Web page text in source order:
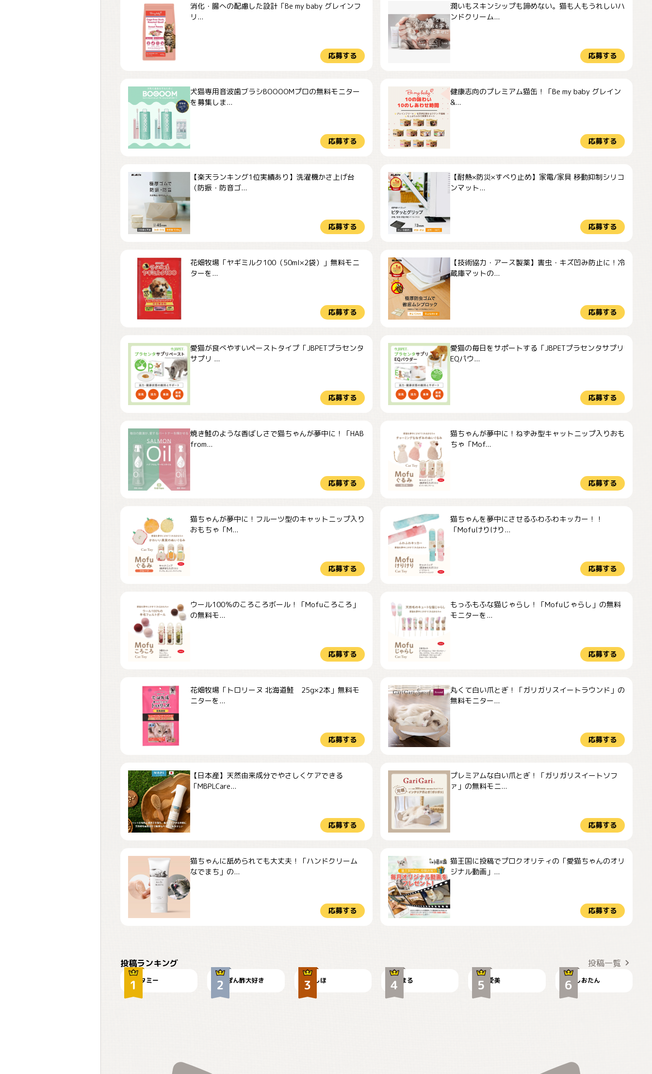
消化・腸への配慮した設計「Be my baby グレインフ
リ...
応募する
潤いもスキンシップも諦めない。猫も人もうれしいハ
ンドクリーム...
応募する
犬猫専用音波歯ブラシBOOOOMプロの無料モニター
を募集しま...
応募する
健康志向のプレミアム猫缶！「Be my baby グレイン
&...
応募する
【楽天ランキング1位実績あり】洗濯機かさ上げ台
（防振・防音ゴ...
応募する
【耐熱×防災×すべり止め】家電/家具 移動抑制シリコ
ンマット...
応募する
花畑牧場「ヤギミルク100（50ml×2袋）」無料モニ
ターを...
応募する
【技術協力・アース製薬】害虫・キズ凹み防止に！冷
蔵庫マットの...
応募する
愛猫が食べやすいペーストタイプ「JBPETプラセンタ
サプリ ...
応募する
愛猫の毎日をサポートする「JBPETプラセンタサプリ
EQパウ...
応募する
焼き鮭のような香ばしさで猫ちゃんが夢中に！「HAB
from...
応募する
猫ちゃんが夢中に！ねずみ型キャットニップ入りおも
ちゃ「Mof...
応募する
猫ちゃんが夢中に！フルーツ型のキャットニップ入り
おもちゃ「M...
応募する
猫ちゃんを夢中にさせるふわふわキッカー！！
「Mofuけりけり...
応募する
ウール100％のころころボール！「Mofuころころ」
の無料モ...
応募する
もっふもふな猫じゃらし！「Mofuじゃらし」の無料
モニターを...
応募する
花畑牧場「トロリーヌ 北海道鮭 25g×2本」無料モ
ニターを...
応募する
丸くて白い爪とぎ！「ガリガリスイートラウンド」の
無料モニター...
応募する
【日本産】天然由来成分でやさしくケアできる
「MBPLCare...
応募する
プレミアムな白い爪とぎ！「ガリガリスイートソフ
ァ」の無料モニ...
応募する
猫ちゃんに舐められても大丈夫！「ハンドクリーム
なでまち」の...
応募する
猫王国に投稿でプロクオリティの「愛猫ちゃんのオリ
ジナル動画」...
応募する
投稿ランキング 投稿一覧
タミー ぽん酢大好き しほ まる 爱美 しおたん